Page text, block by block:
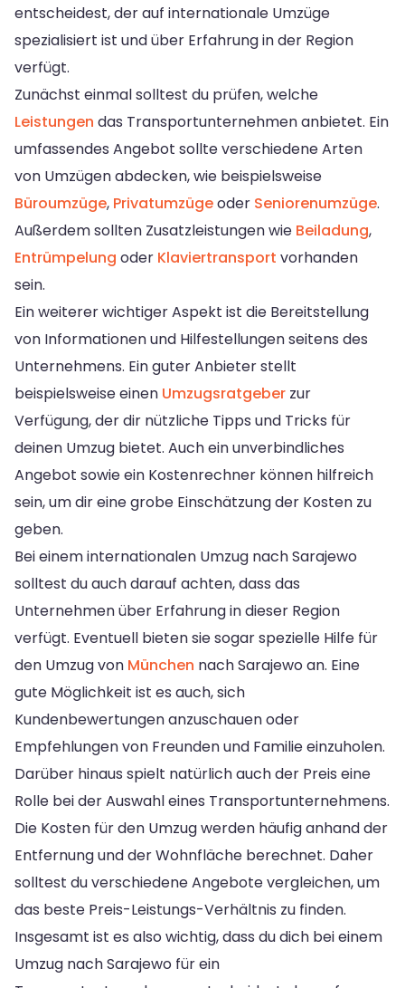
entscheidest, der auf internationale Umzüge
spezialisiert ist und über Erfahrung in der Region
verfügt.
Zunächst einmal solltest du prüfen, welche
Leistungen das Transportunternehmen anbietet. Ein
umfassendes Angebot sollte verschiedene Arten
von Umzügen abdecken, wie beispielsweise
Büroumzüge, Privatumzügeoder Seniorenumzüge.
Außerdem sollten Zusatzleistungen wie Beiladung,
Entrümpelung oder Klaviertransport vorhanden
sein.
Ein weiterer wichtiger Aspekt ist die Bereitstellung
von Informationen und Hilfestellungen seitens des
Unternehmens. Ein guter Anbieter stellt
beispielsweise einen Umzugsratgeber zur
Verfügung, der dir nützliche Tipps und Tricks für
deinen Umzug bietet. Auch ein unverbindliches
Angebot sowie ein Kostenrechner können hilfreich
sein, um dir eine grobe Einschätzung der Kosten zu
geben.
Bei einem internationalen Umzug nach Sarajewo
solltest du auch darauf achten, dass das
Unternehmen über Erfahrung in dieser Region
verfügt. Eventuell bieten sie sogar spezielle Hilfe für
den Umzug von München nach Sarajewo an. Eine
gute Möglichkeit ist es auch, sich
Kundenbewertungen anzuschauen oder
Empfehlungen von Freunden und Familie einzuholen.
Darüber hinaus spielt natürlich auch der Preis eine
Rolle bei der Auswahl eines Transportunternehmens.
Die Kosten für den Umzug werden häufig anhand der
Entfernung und der Wohnfläche berechnet. Daher
solltest du verschiedene Angebote vergleichen, um
das beste Preis-Leistungs-Verhältnis zu finden.
Insgesamt ist es also wichtig, dass du dich bei einem
Umzug nach Sarajewo für ein